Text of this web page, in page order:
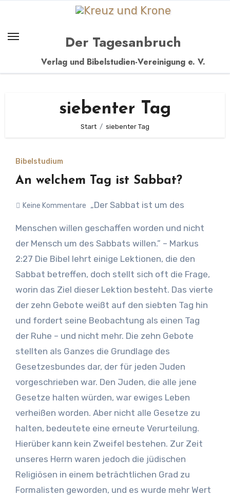
springen
Der Tagesanbruch
Verlag und Bibelstudien-Vereinigung e. V.
siebenter Tag
Start siebenter Tag
Bibelstudium
An welchem Tag ist Sabbat?
Keine Kommentare „Der Sabbat ist um des
Menschen willen geschaffen worden und nicht
der Mensch um des Sabbats willen.” – Markus
2:27 Die Bibel lehrt einige Lektionen, die den
Sabbat betreffen, doch stellt sich oft die Frage,
worin das Ziel dieser Lektion besteht. Das vierte
der zehn Gebote weißt auf den siebten Tag hin
und fordert seine Beobachtung als einen Tag
der Ruhe – und nicht mehr. Die zehn Gebote
stellten als Ganzes die Grundlage des
Gesetzesbundes dar, der für jeden Juden
vorgeschrieben war. Den Juden, die alle jene
Gesetze halten würden, war ewiges Leben
verheißen worden. Aber nicht alle Gesetze zu
halten, bedeutete eine erneute Verurteilung.
Hierüber kann kein Zweifel bestehen. Zur Zeit
unseres Herrn waren jedoch die jüdischen
Religiösen in einem beträchtlichen Grad zu
Formalisten geworden, und es wurde mehr Wert